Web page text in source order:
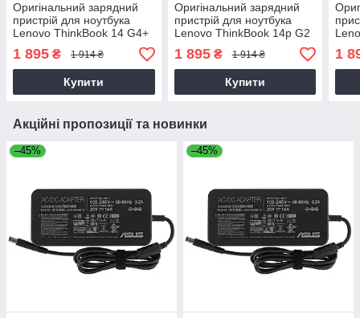
Оригінальний зарядний
пристрій для ноутбука
Lenovo ThinkBook 14 G4+
ARA
1 895 ₴ 1 914 ₴
Купити
Оригінальний зарядний
пристрій для ноутбука
Lenovo ThinkBook 14p G2
ACH
1 895₴ 1 914 ₴
Купити
ARH
1
Акційні пропозиції та новинки
–45% –45%